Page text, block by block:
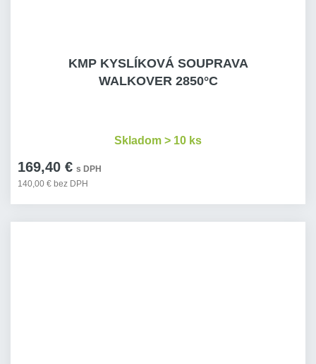
KMP KYSLÍKOVÁ SOUPRAVA
WALKOVER 2850°C
169,40 € s DPH
140,00 € bez DPH
Skladom > 10 ks